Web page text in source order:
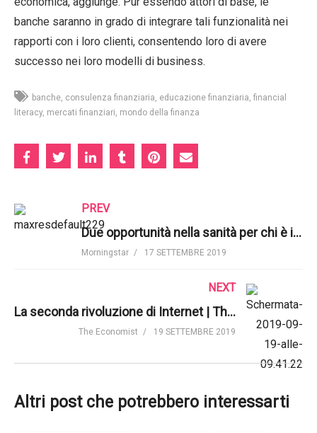
banche saranno in grado di integrare tali funzionalità nei
rapporti con i loro clienti, consentendo loro di avere
successo nei loro modelli di business.
banche consulenza finanziaria educazione finanziaria financial
literacy mercati finanziari mondo della finanza
PREV
Due opportunità nella sanità per chi è interessato ai dividendi | Morningstar, Inc.
Morningstar 17 SETTEMBRE 2019
NEXT
La seconda rivoluzione di Internet | The Economist
The Economist 19 SETTEMBRE 2019
Altri post che potrebbero interessarti